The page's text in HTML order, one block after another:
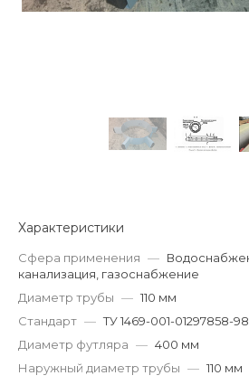
Характеристики
Сфера применения —
канализация, газоснабжение
Диаметр трубы — 110 мм
Стандарт — ТУ 1469-001-01297858-98
Диаметр футляра — 400 мм
Наружный диаметр трубы — 110 мм